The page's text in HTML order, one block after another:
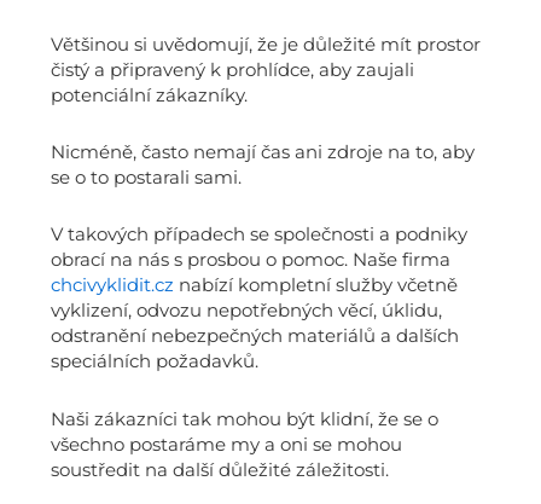
Většinou si uvědomují, že je důležité mít prostor
čistý a připravený k prohlídce, aby zaujali
potenciální zákazníky.
Nicméně, často nemají čas ani zdroje na to, aby
se o to postarali sami.
V takových případech se společnosti a podniky
obrací na nás s prosbou o pomoc. Naše firma
chcivyklidit.cz nabízí kompletní služby včetně
vyklizení, odvozu nepotřebných věcí, úklidu,
odstranění nebezpečných materiálů a dalších
speciálních požadavků.
Naši zákazníci tak mohou být klidní, že se o
všechno postaráme my a oni se mohou
soustředit na další důležité záležitosti.